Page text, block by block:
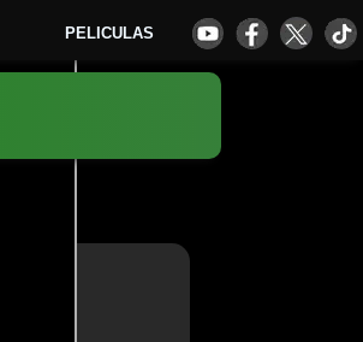
PELICULAS